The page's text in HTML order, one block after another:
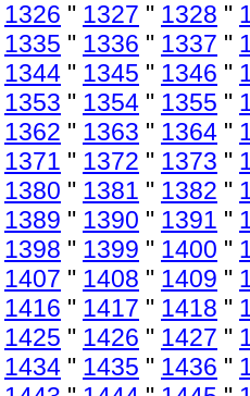
1326 " 1327 " 1328 "
1335 " 1336 " 1337 "
1344 " 1345 " 1346 "
1353 " 1354 " 1355 "
1362 " 1363 " 1364 "
1371 " 1372 " 1373 "
1380 " 1381 " 1382 "
1389 " 1390 " 1391 "
1398 " 1399 " 1400 "
1407 " 1408 " 1409 "
1416 " 1417 " 1418 "
1425 " 1426 " 1427 "
1434 " 1435 " 1436 "